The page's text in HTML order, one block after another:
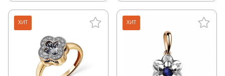
ХИТ ХИТ